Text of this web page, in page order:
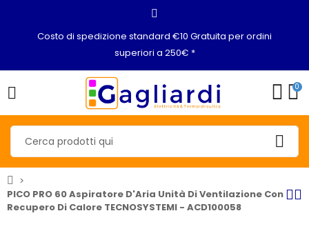
Costo di spedizione standard €10 Gratuita per ordini
superiori a 250€ *
0
PICO PRO 60 Aspiratore D'Aria Unità Di Ventilazione Con
Recupero Di Calore TECNOSYSTEMI - ACD100058